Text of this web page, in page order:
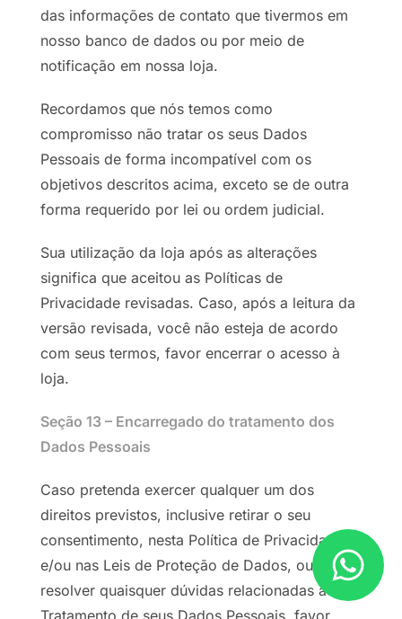
das informações de contato que tivermos em
nosso banco de dados ou por meio de
notificação em nossa loja.
Recordamos que nós temos como
compromisso não tratar os seus Dados
Pessoais de forma incompatível com os
objetivos descritos acima, exceto se de outra
forma requerido por lei ou ordem judicial.
Sua utilização da loja após as alterações
significa que aceitou as Políticas de
Privacidade revisadas. Caso, após a leitura da
versão revisada, você não esteja de acordo
com seus termos, favor encerrar o acesso à
loja.
Seção 13 – Encarregado do tratamento dos
Dados Pessoais
Caso pretenda exercer qualquer um dos
direitos previstos, inclusive retirar o seu
consentimento, nesta Política de Privacidade
e/ou nas Leis de Proteção de Dados, ou
resolver quaisquer dúvidas relacionadas ao
Tratamento de seus Dados Pessoais, favor